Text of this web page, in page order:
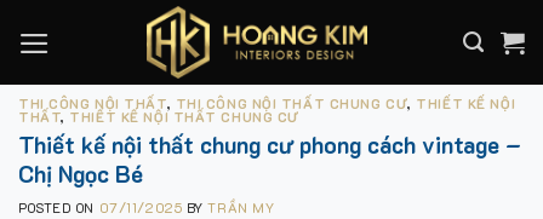
THI CÔNG NỘI THẤT, THI CÔNG NỘI THẤT CHUNG CƯ, THIẾT KẾ NỘI
THẤT, THIẾT KẾ NỘI THẤT CHUNG CƯ
Thiết kế nội thất chung cư phong cách vintage –
Chị Ngọc Bé
POSTED ON 07/11/2025 BYTRẦN MY